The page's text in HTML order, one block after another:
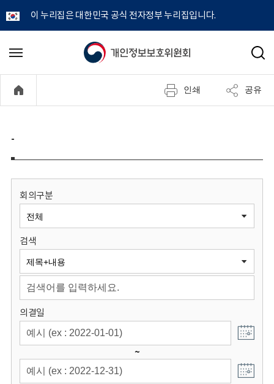
이 누리집은 대한민국 공식 전자정부 누리집입니다.
개
정
보
원
회
메
기
검
인쇄 공유
-
회의구분
검색
의결일
~